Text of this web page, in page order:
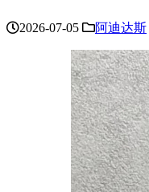
2026-07-05 阿迪达斯